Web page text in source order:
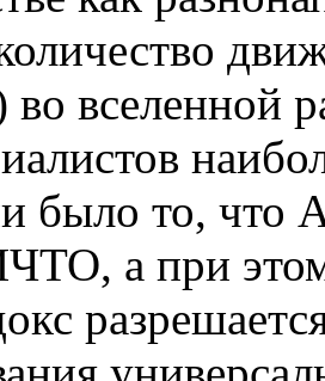
во вселенной
было то, что
а при